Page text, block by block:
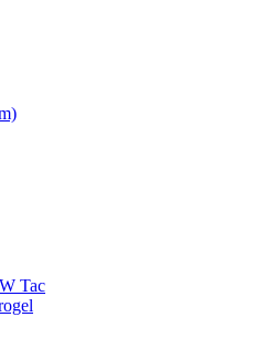
Tac